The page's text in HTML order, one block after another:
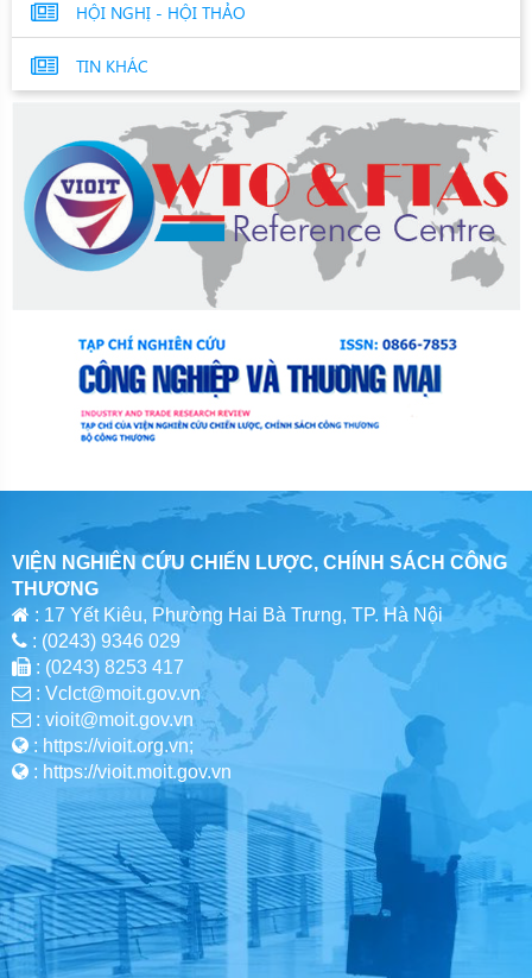
HỘI NGHỊ - HỘI THẢO
TIN KHÁC
VIỆN NGHIÊN CỨU CHIẾN LƯỢC, CHÍNH SÁCH CÔNG
THƯƠNG
: 17 Yết Kiêu, Phường Hai Bà Trưng, TP. Hà Nội
: (0243) 9346 029
: (0243) 8253 417
: Vclct@moit.gov.vn
: vioit@moit.gov.vn
: https://vioit.org.vn;
: https://vioit.moit.gov.vn